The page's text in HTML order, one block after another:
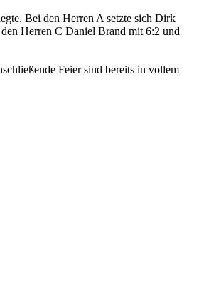
Bei den Herren A setzte sich Dirk
Herren C Daniel Brand mit 6:2 und
Feier sind bereits in vollem